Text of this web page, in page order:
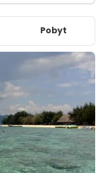
Pobyt